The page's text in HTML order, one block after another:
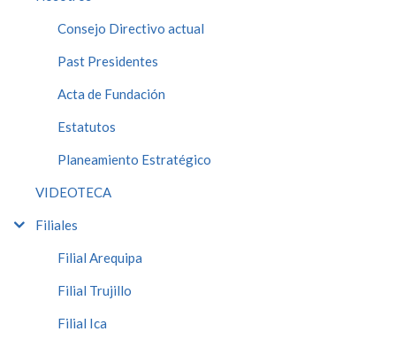
Consejo Directivo actual
Past Presidentes
Acta de Fundación
Estatutos
Planeamiento Estratégico
VIDEOTECA
Filiales
Filial Arequipa
Filial Trujillo
Filial Ica